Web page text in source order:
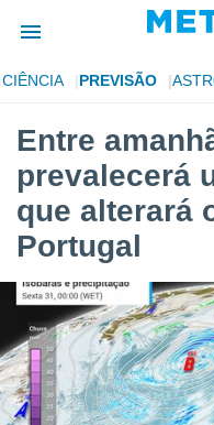
da
foi
para
as
fornecidas
a este
e
CIÊNCIA PREVISÃO
Entre
prevalecerá
que alterará
Portugal